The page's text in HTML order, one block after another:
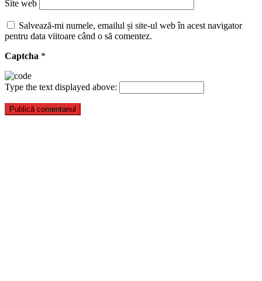
Site web
Salvează-mi numele, emailul și site-ul web în acest navigator
pentru data viitoare când o să comentez.
Captcha *
Type the text displayed above: